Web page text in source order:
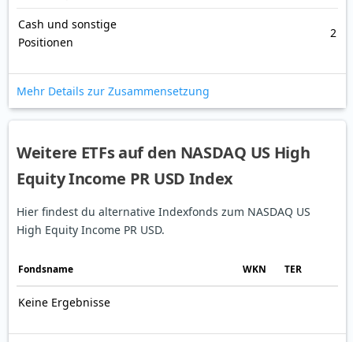
Cash und sonstige
Positionen
2
Mehr Details zur Zusammensetzung
Weitere ETFs auf den NASDAQ US High
Equity Income PR USD Index
Hier findest du alternative Indexfonds zum NASDAQ US
High Equity Income PR USD.
Fonds­name WKN TER
Keine Ergebnisse